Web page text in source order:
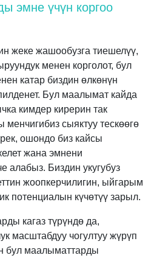
эмне үчүн коргоо
жеке жашообузга тиешелүү,
менен корголот, бул
катар биздин өлкөнүн
Бул маалымат кайда
кимдер кирерин так
сыяктуу тескөөгө
ошондо биз кайсы
жана эмнени
алабыз. Биздин укугубуз
жоопкерчилигин, ыйгарым
потенциалын күчөтүү зарыл.
кагаз түрүндө да,
масштабдуу чогултуу жүрүп
бул маалыматтарды